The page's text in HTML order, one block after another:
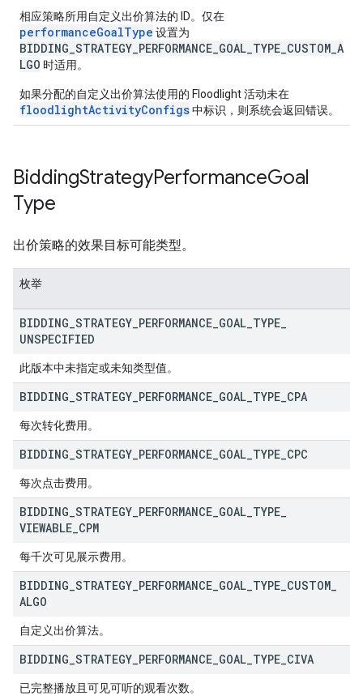
相应策略所用自定义出价算法的 ID。仅在
performanceGoalType 设置为
BIDDING_STRATEGY_PERFORMANCE_GOAL_TYPE_CUSTOM_A
LGO 时适用。
如果分配的自定义出价算法使用的 Floodlight 活动未在
floodlightActivityConfigs中标识，则系统会返回错误。
BiddingStrategyPerformanceGoal
Type
出价策略的效果目标可能类型。
枚举
BIDDING STRATEGY PERFORMANCE GOAL TYPE
UNSPECIFIED
此版本中未指定或未知类型值。
BIDDING STRATEGY PERFORMANCE GOAL TYPE CPA
每次转化费用。
BIDDING STRATEGY PERFORMANCE GOAL TYPE CPC
每次点击费用。
BIDDING STRATEGY PERFORMANCE GOAL TYPE
VIEWABLE CPM
每千次可见展示费用。
BIDDING STRATEGY PERFORMANCE GOAL TYPE CUSTOM
ALGO
自定义出价算法。
BIDDING STRATEGY PERFORMANCE GOAL TYPE CIVA
已完整播放且可见可听的观看次数。